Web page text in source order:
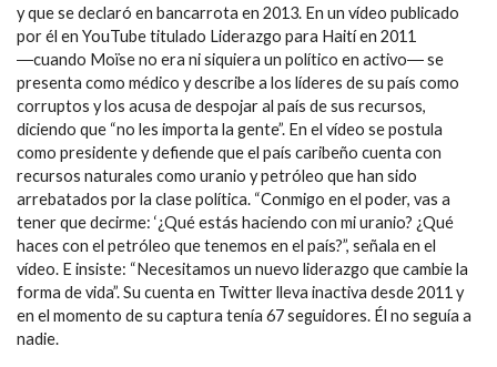
y que se declaró en bancarrota en 2013. En un vídeo publicado
por él en YouTube titulado Liderazgo para Haití en 2011
―cuando Moïse no era ni siquiera un político en activo― se
presenta como médico y describe a los líderes de su país como
corruptos y los acusa de despojar al país de sus recursos,
diciendo que “no les importa la gente”. En el vídeo se postula
como presidente y defiende que el país caribeño cuenta con
recursos naturales como uranio y petróleo que han sido
arrebatados por la clase política. “Conmigo en el poder, vas a
tener que decirme: ‘¿Qué estás haciendo con mi uranio? ¿Qué
haces con el petróleo que tenemos en el país?”, señala en el
vídeo. E insiste: “Necesitamos un nuevo liderazgo que cambie la
forma de vida”. Su cuenta en Twitter lleva inactiva desde 2011 y
en el momento de su captura tenía 67 seguidores. Él no seguía a
nadie.